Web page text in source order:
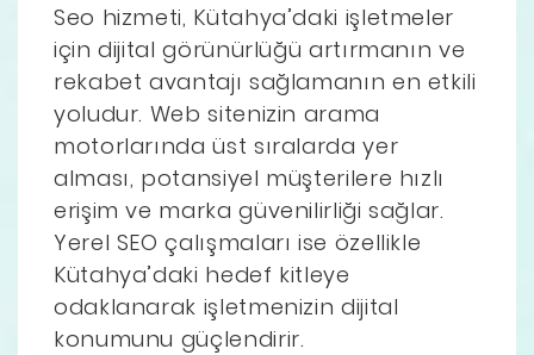
Seo hizmeti, Kütahya’daki işletmeler
için dijital görünürlüğü artırmanın ve
rekabet avantajı sağlamanın en etkili
yoludur. Web sitenizin arama
motorlarında üst sıralarda yer
alması, potansiyel müşterilere hızlı
erişim ve marka güvenilirliği sağlar.
Yerel SEO çalışmaları ise özellikle
Kütahya’daki hedef kitleye
odaklanarak işletmenizin dijital
konumunu güçlendirir.